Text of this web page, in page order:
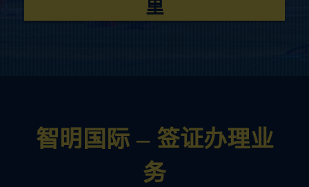
里
智明国际 – 签证办理业
务